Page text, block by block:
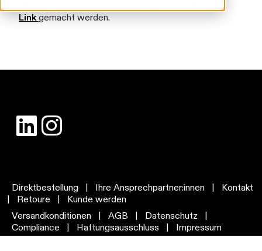
Link gemacht werden.
Direktbestellung | Ihre Ansprechpartner:innen |
Kontakt
|
Retoure |
Kunde werden
Versandkonditionen
| AGB | Datenschutz
|
Compliance
| Haftungsausschluss | Impressum